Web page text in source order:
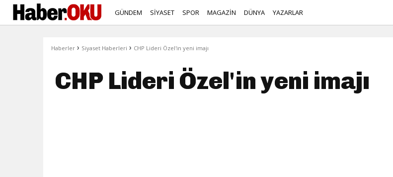
GÜNDEM SİYASET SPOR MAGAZİN DÜNYA YAZARLAR
Haberler › Siyaset Haberleri › CHP Lideri Özel'in yeni imajı
CHP Lideri Özel'in yeni imajı